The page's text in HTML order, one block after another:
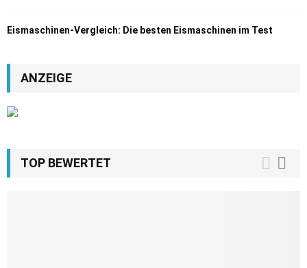
Eismaschinen-Vergleich: Die besten Eismaschinen im Test
ANZEIGE
TOP BEWERTET